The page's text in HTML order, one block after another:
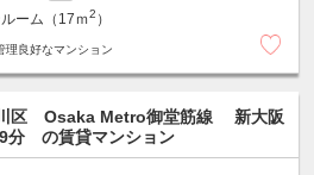
ーム（17ｍ2 ）
良好なマンション
区 Osaka Metro御堂筋線
新大阪
分 の賃貸マンション